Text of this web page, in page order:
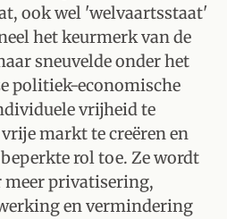
ook wel 'welvaartsstaat'
het keurmerk van de
sneuvelde onder het
politiek-economische
vrijheid te
markt te creëren en
rol toe. Ze wordt
meer privatisering,
en vermindering